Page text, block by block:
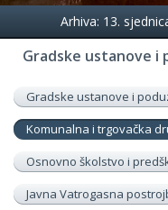
Gradske ustanove i
Arhiva: 13.
Gradske ustanove i
Komunalna i trgovačka
Osnovno školstvo i
Javna Vatrogasna